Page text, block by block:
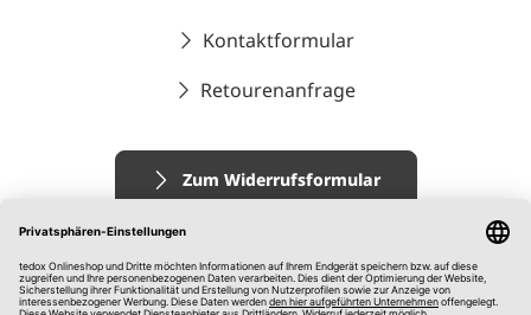
Kontaktformular
Retourenanfrage
Zum Widerrufsformular
Impressum